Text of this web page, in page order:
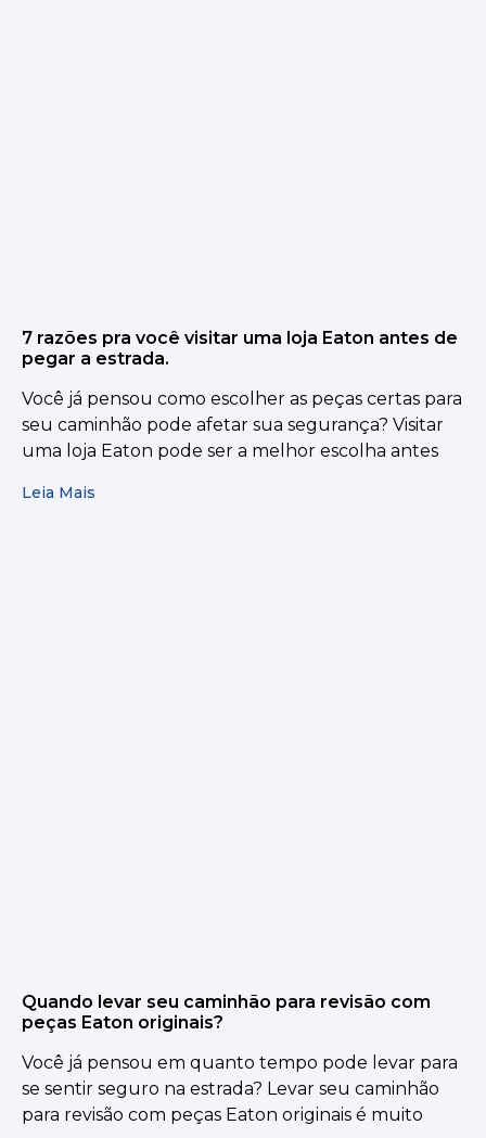
7 razões pra você visitar uma loja Eaton antes de
pegar a estrada.
Você já pensou como escolher as peças certas para
seu caminhão pode afetar sua segurança? Visitar
uma loja Eaton pode ser a melhor escolha antes
Leia Mais
Quando levar seu caminhão para revisão com
peças Eaton originais?
Você já pensou em quanto tempo pode levar para
se sentir seguro na estrada? Levar seu caminhão
para revisão com peças Eaton originais é muito